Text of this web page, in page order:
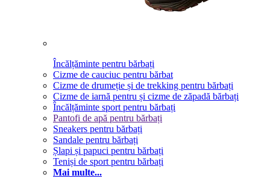
Încălțăminte pentru bărbați
Cizme de cauciuc pentru bărbat
Cizme de drumeție și de trekking pentru bărbați
Cizme de iarnă pentru și cizme de zăpadă bărbați
Încălțăminte sport pentru bărbați
Pantofi de apă pentru bărbați
Sneakers pentru bărbați
Sandale pentru bărbați
Șlapi și papuci pentru bărbați
Teniși de sport pentru bărbați
Mai multe...